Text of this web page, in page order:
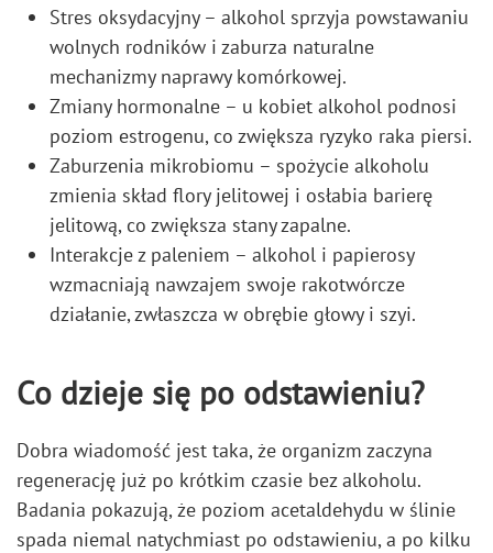
Stres oksydacyjny – alkohol sprzyja powstawaniu
wolnych rodników i zaburza naturalne
mechanizmy naprawy komórkowej.
Zmiany hormonalne – u kobiet alkohol podnosi
poziom estrogenu, co zwiększa ryzyko raka piersi.
Zaburzenia mikrobiomu – spożycie alkoholu
zmienia skład flory jelitowej i osłabia barierę
jelitową, co zwiększa stany zapalne.
Interakcje z paleniem – alkohol i papierosy
wzmacniają nawzajem swoje rakotwórcze
działanie, zwłaszcza w obrębie głowy i szyi.
Co dzieje się po odstawieniu?
Dobra wiadomość jest taka, że organizm zaczyna
regenerację już po krótkim czasie bez alkoholu.
Badania pokazują, że poziom acetaldehydu w ślinie
spada niemal natychmiast po odstawieniu, a po kilku